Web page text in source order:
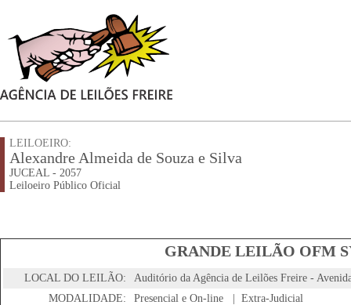
LEILOEIRO:
Alexandre Almeida de Souza e Silva
JUCEAL - 2057
Leiloeiro Público Oficial
GRANDE LEILÃO OFM
LOCAL DO LEILÃO:
Auditório da Agência de Leilões Freire -
MODALIDADE:
Presencial e On-line | Extra-Judicial